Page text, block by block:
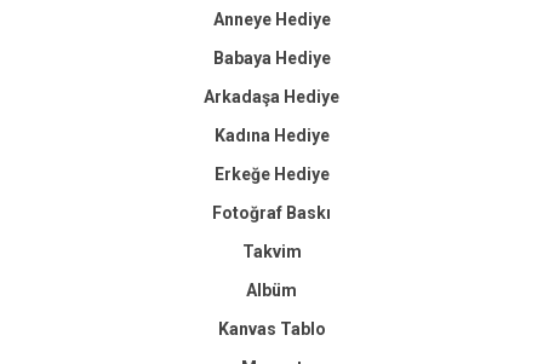
Anneye Hediye
Babaya Hediye
Arkadaşa Hediye
Kadına Hediye
Erkeğe Hediye
Fotoğraf Baskı
Takvim
Albüm
Kanvas Tablo